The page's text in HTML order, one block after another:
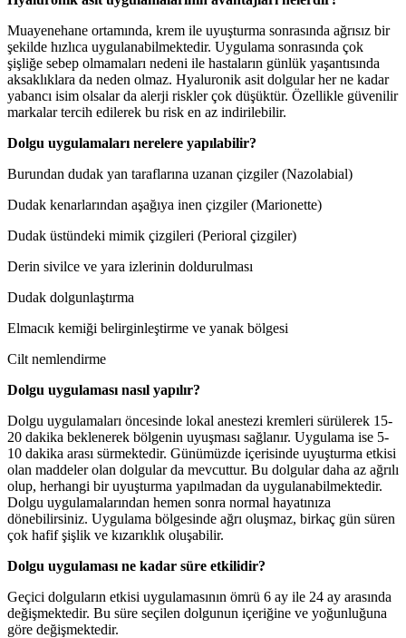
Muayenehane ortamında, krem ile uyuşturma sonrasında ağrısız bir
şekilde hızlıca uygulanabilmektedir. Uygulama sonrasında çok
şişliğe sebep olmamaları nedeni ile hastaların günlük yaşantısında
aksaklıklara da neden olmaz. Hyaluronik asit dolgular her ne kadar
yabancı isim olsalar da alerji riskler çok düşüktür. Özellikle güvenilir
markalar tercih edilerek bu risk en az indirilebilir.
Dolgu uygulamaları nerelere yapılabilir?
Burundan dudak yan taraflarına uzanan çizgiler (Nazolabial)
Dudak kenarlarından aşağıya inen çizgiler (Marionette)
Dudak üstündeki mimik çizgileri (Perioral çizgiler)
Derin sivilce ve yara izlerinin doldurulması
Dudak dolgunlaştırma
Elmacık kemiği belirginleştirme ve yanak bölgesi
Cilt nemlendirme
Dolgu uygulaması nasıl yapılır?
Dolgu uygulamaları öncesinde lokal anestezi kremleri sürülerek 15-
20 dakika beklenerek bölgenin uyuşması sağlanır. Uygulama ise 5-
10 dakika arası sürmektedir. Günümüzde içerisinde uyuşturma etkisi
olan maddeler olan dolgular da mevcuttur. Bu dolgular daha az ağrılı
olup, herhangi bir uyuşturma yapılmadan da uygulanabilmektedir.
Dolgu uygulamalarından hemen sonra normal hayatınıza
dönebilirsiniz. Uygulama bölgesinde ağrı oluşmaz, birkaç gün süren
çok hafif şişlik ve kızarıklık oluşabilir.
Dolgu uygulaması ne kadar süre etkilidir?
Geçici dolguların etkisi uygulamasının ömrü 6 ay ile 24 ay arasında
değişmektedir. Bu süre seçilen dolgunun içeriğine ve yoğunluğuna
göre değişmektedir.